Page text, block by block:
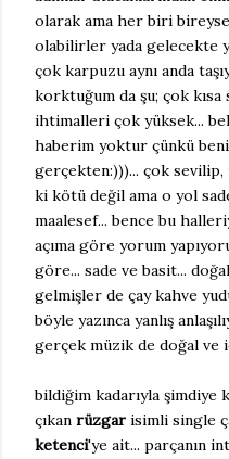
olarak ama her biri
olabilirler yada gelecekte
çok karpuzu aynı anda
korktuğum da şu; çok
ihtimalleri çok yüksek...
haberim yoktur çünkü
gerçekten:)))... çok
ki kötü değil ama o yol
maalesef... bence bu
açıma göre yorum
göre... sade ve basit...
gelmişler de çay kahve
böyle yazınca yanlış
gerçek müzik de doğal ve
bildiğim kadarıyla şimdiye
çıkan rüzgar isimli single
ketenci'ye ait... parçanın